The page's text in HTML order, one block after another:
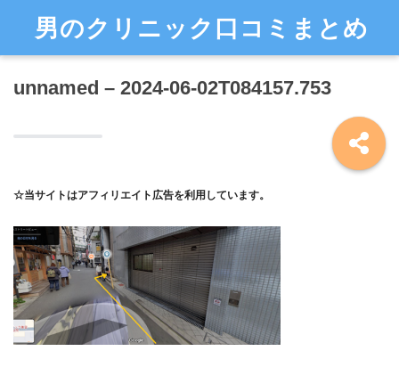
男のクリニック口コミまとめ
unnamed – 2024-06-02T084157.753
☆当サイトはアフィリエイト広告を利用しています。